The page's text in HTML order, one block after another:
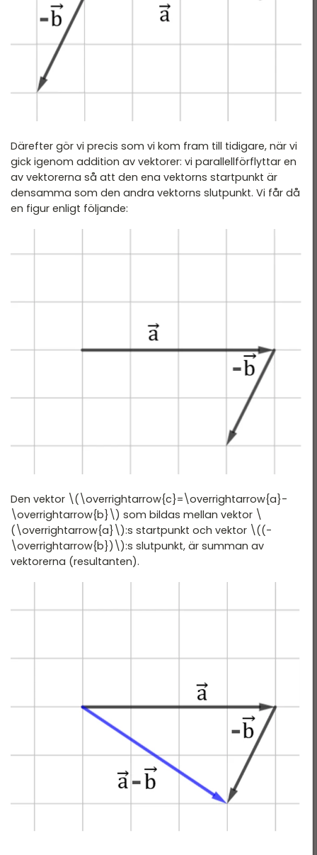
Därefter gör vi precis som vi kom fram till tidigare, när vi
gick igenom addition av vektorer: vi parallellförflyttar en
av vektorerna så att den ena vektorns startpunkt är
densamma som den andra vektorns slutpunkt. Vi får då
en figur enligt följande:
Den vektor \(\overrightarrow{c}=\overrightarrow{a}-
\overrightarrow{b}\) som bildas mellan vektor \
(\overrightarrow{a}\):s startpunkt och vektor \((-
\overrightarrow{b})\):s slutpunkt, är summan av
vektorerna (resultanten).